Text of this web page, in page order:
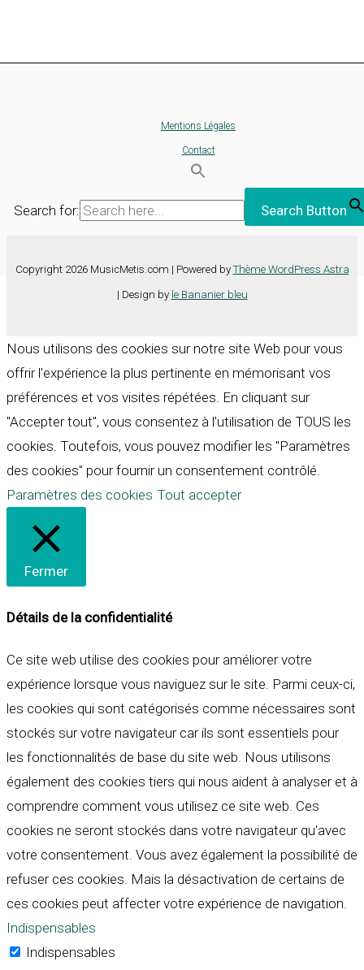
Mentions Légales
Contact
Search for: Search Button
Copyright 2026 MusicMetis.com | Powered by Thème WordPress Astra
| Design by le Bananier bleu
Nous utilisons des cookies sur notre site Web pour vous
offrir l'expérience la plus pertinente en mémorisant vos
préférences et vos visites répétées. En cliquant sur
"Accepter tout", vous consentez à l'utilisation de TOUS les
cookies. Toutefois, vous pouvez modifier les "Paramètres
des cookies" pour fournir un consentement contrôlé.
Paramètres des cookies Tout accepter
Fermer
Détails de la confidentialité
Ce site web utilise des cookies pour améliorer votre
expérience lorsque vous naviguez sur le site. Parmi ceux-ci,
les cookies qui sont catégorisés comme nécessaires sont
stockés sur votre navigateur car ils sont essentiels pour
les fonctionnalités de base du site web. Nous utilisons
également des cookies tiers qui nous aident à analyser et à
comprendre comment vous utilisez ce site web. Ces
cookies ne seront stockés dans votre navigateur qu'avec
votre consentement. Vous avez également la possibilité de
refuser ces cookies. Mais la désactivation de certains de
ces cookies peut affecter votre expérience de navigation.
Indispensables
Indispensables